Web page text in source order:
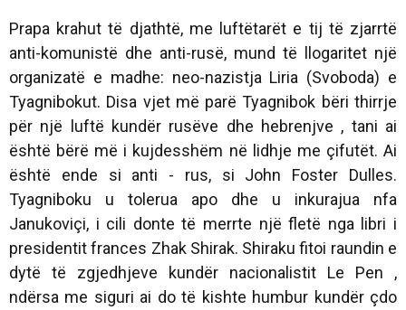
Prapa krahut të djathtë, me luftëtarët e tij të zjarrtë
anti-komunistë dhe anti-rusë, mund të llogaritet një
organizatë e madhe: neo-nazistja Liria (Svoboda) e
Tyagnibokut. Disa vjet më parë Tyagnibok bëri thirrje
për një luftë kundër rusëve dhe hebrenjve , tani ai
është bërë më i kujdesshëm në lidhje me çifutët. Ai
është ende si anti - rus, si John Foster Dulles.
Tyagniboku u tolerua apo dhe u inkurajua nfa
Janukoviçi, i cili donte të merrte një fletë nga libri i
presidentit frances Zhak Shirak. Shiraku fitoi raundin e
dytë të zgjedhjeve kundër nacionalistit Le Pen ,
ndërsa me siguri ai do të kishte humbur kundër çdo